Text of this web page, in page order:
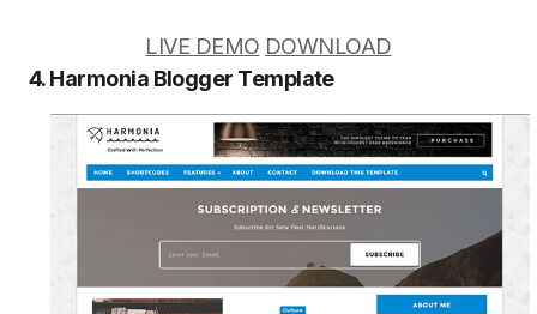
LIVE DEMO DOWNLOAD
4. Harmonia Blogger Template